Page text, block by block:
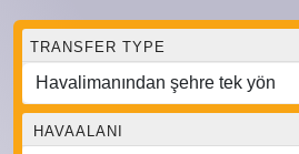
TRANSFER TYPE
HAVAALANI